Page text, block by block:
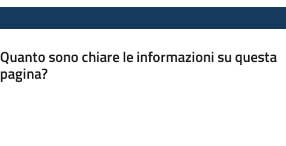
Quanto sono chiare le informazioni su questa
pagina?